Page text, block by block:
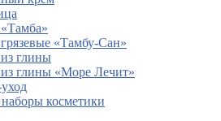
«Тамбу-Сан»
глины
глины «Море Лечит»
косметики